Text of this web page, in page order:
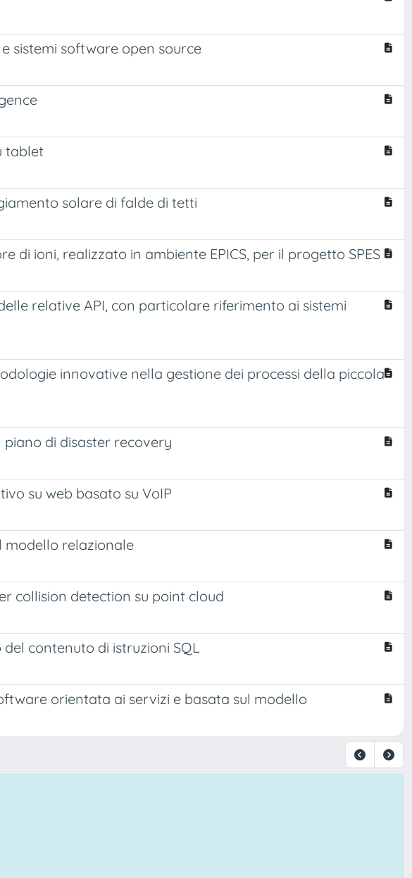
sistemi software open source
tablet
solare di falde di tetti
di ioni, realizzato in ambiente EPICS, per il progetto SPES
relative API, con particolare riferimento ai sistemi
innovative nella gestione dei processi della piccola
di disaster recovery
su web basato su VoIP
modello relazionale
collision detection su point cloud
contenuto di istruzioni SQL
orientata ai servizi e basata sul modello